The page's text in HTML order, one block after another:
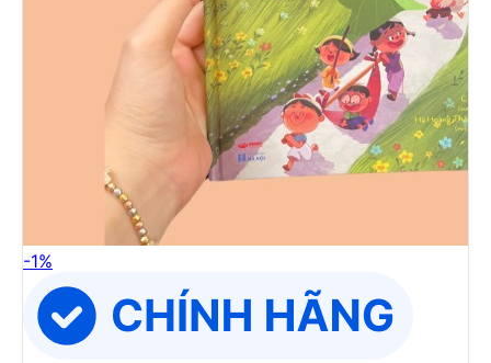
-1%